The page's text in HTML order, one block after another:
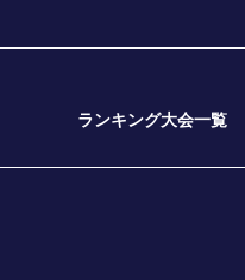
ランキング大会一覧